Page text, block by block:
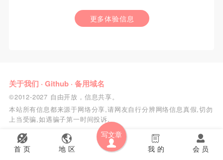
首 页 地 区
写文章
会 员
我 的
更多体验信息
关于我们 · Github· 备用域名
©2012-2027 自由开放，信息共享。
本站所有信息都来源于网络分享,请网友自行分辨网络信息真假,切勿
上当受骗,如遇骗子第一时间投诉.